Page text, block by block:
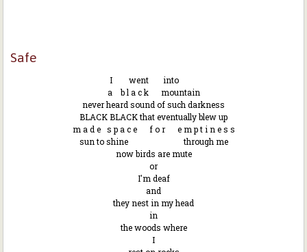
Safe
I went into
a b l a c k mountain
never heard sound of such darkness
BLACK BLACK that eventually blew up
m a d e s p a c e f o r e m p t i n e s s
sun to shine through me
now birds are mute
or
I'm deaf
and
they nest in my head
in
the woods where
I